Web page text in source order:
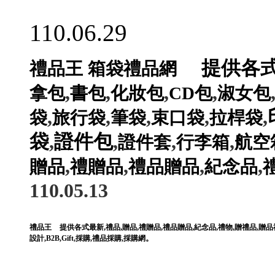
110.06.29
禮品王 箱袋禮品網 提供各
拿包,書包,化妝包,CD包,淑女包,
袋,旅行袋,筆袋,束口袋,拉桿袋,
袋,證件包,證件套,行李箱,航空
贈品,禮贈品,禮品贈品,紀念品,
110.05.13
禮品王 提供各式最新,禮品,贈品,禮贈品,禮品贈品,紀念品,禮物,贈禮品,贈品
設計,B2B,Gift,採購,禮品採購,採購網。